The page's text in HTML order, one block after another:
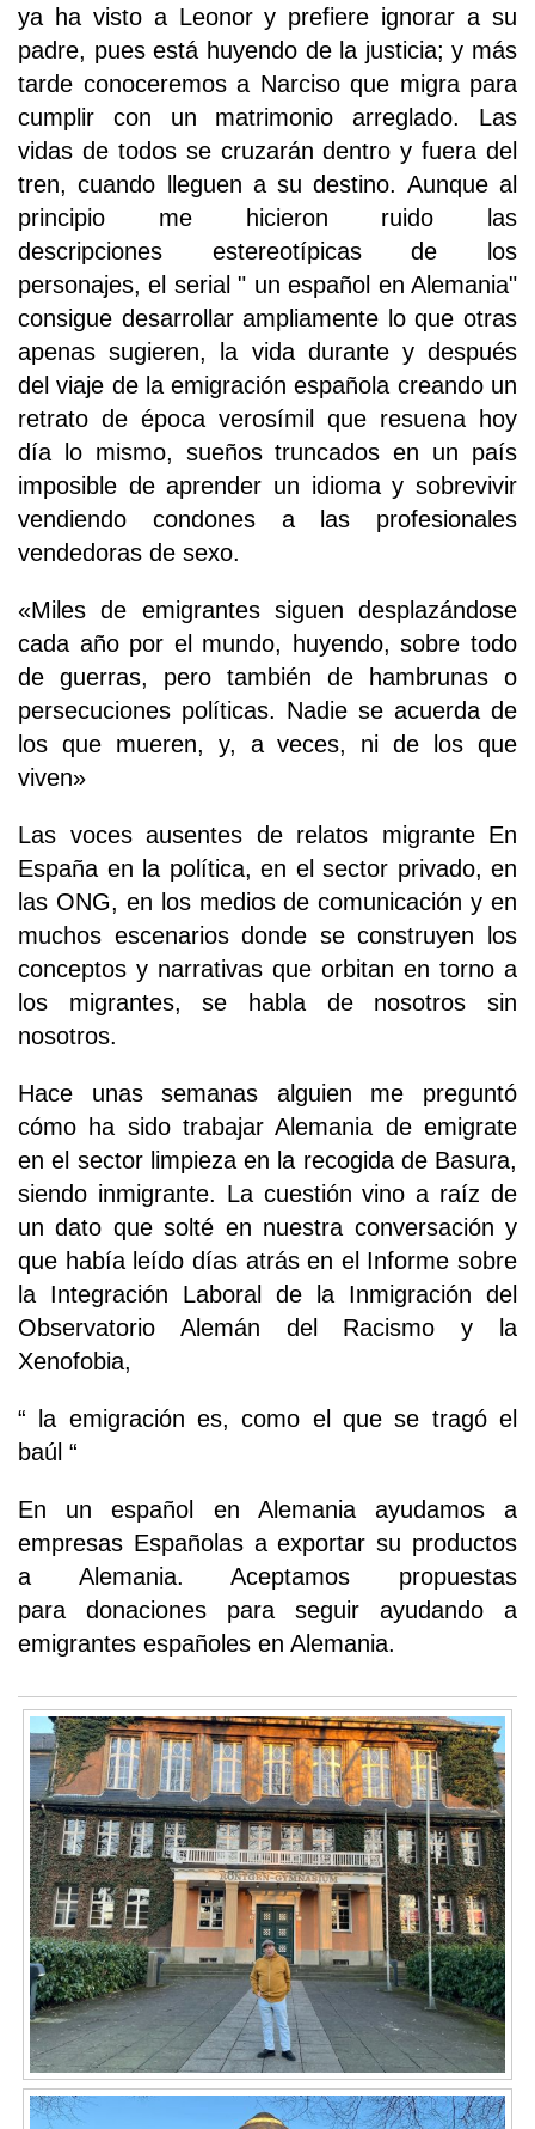
ya ha visto a Leonor y prefiere ignorar a su
padre, pues está huyendo de la justicia; y más
tarde conoceremos a Narciso que migra para
cumplir con un matrimonio arreglado. Las
vidas de todos se cruzarán dentro y fuera del
tren, cuando lleguen a su destino. Aunque al
principio me hicieron ruido las
descripciones estereotípicas de los
personajes, el serial " un español en Alemania"
consigue desarrollar ampliamente lo que otras
apenas sugieren, la vida durante y después
del viaje de la emigración española creando un
retrato de época verosímil que resuena hoy
día lo mismo, sueños truncados en un país
imposible de aprender un idioma y sobrevivir
vendiendo condones a las profesionales
vendedoras de sexo.
«Miles de emigrantes siguen desplazándose
cada año por el mundo, huyendo, sobre todo
de guerras, pero también de hambrunas o
persecuciones políticas. Nadie se acuerda de
los que mueren, y, a veces, ni de los que
viven»
Las voces ausentes de relatos migrante En
España en la política, en el sector privado, en
las ONG, en los medios de comunicación y en
muchos escenarios donde se construyen los
conceptos y narrativas que orbitan en torno a
los migrantes, se habla de nosotros sin
nosotros.
Hace unas semanas alguien me preguntó
cómo ha sido trabajar Alemania de emigrate
en el sector limpieza en la recogida de Basura,
siendo inmigrante. La cuestión vino a raíz de
un dato que solté en nuestra conversación y
que había leído días atrás en el Informe sobre
la Integración Laboral de la Inmigración del
Observatorio Alemán del Racismo y la
Xenofobia,
“ la emigración es, como el que se tragó el
baúl “
En un español en Alemania ayudamos a
empresas Españolas a exportar su productos
a Alemania. Aceptamos propuestas
para donaciones para seguir ayudando a
emigrantes españoles en Alemania.